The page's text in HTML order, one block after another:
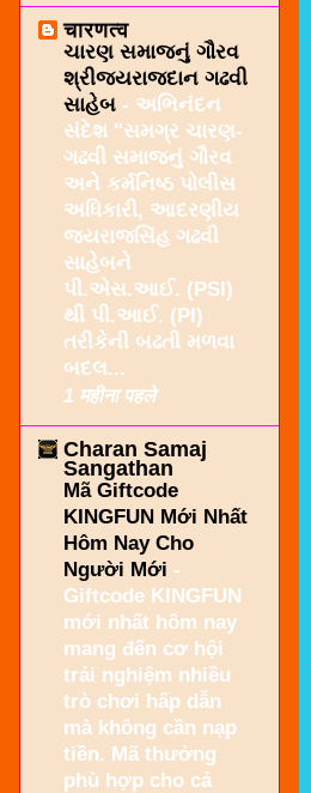
चारणत्व
ચારણ સમાજનું ગૌરવ
શ્રીજયરાજદાન ગઢવી
સાહેબ - અભિનંદન
સંદેશ "સમગ્ર ચારણ-
ગઢવી સમાજનું ગૌરવ
અને કર્મનિષ્ઠ પોલીસ
અધિકારી, આદરણીય
જયરાજસિંહ ગઢવી
સાહેબને
પી.એસ.આઈ. (PSI)
થી પી.આઈ. (PI)
તરીકેની બઢતી મળવા
બદલ...
1 महीना पहले
Charan Samaj
Sangathan
Mã Giftcode
KINGFUN Mới Nhất
Hôm Nay Cho
Người Mới -
Giftcode KINGFUN
mới nhất hôm nay
mang đến cơ hội
trải nghiệm nhiều
trò chơi hấp dẫn
mà không cần nạp
tiền. Mã thưởng
phù hợp cho cả